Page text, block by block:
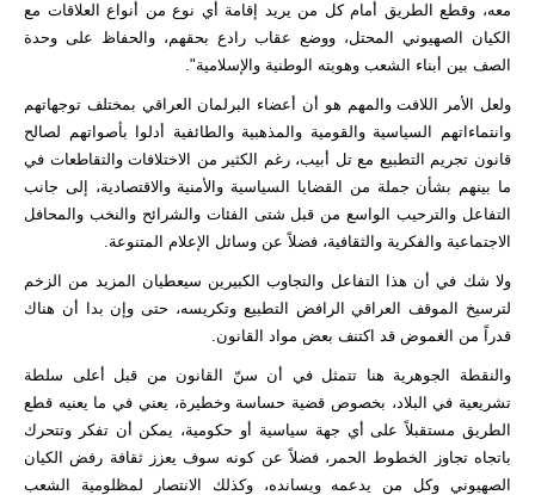
معه، وقطع الطريق أمام كل من يريد إقامة أي نوع من أنواع العلاقات مع
الكيان الصهيوني المحتل، ووضع عقاب رادع بحقهم، والحفاظ على وحدة
الصف بين أبناء الشعب وهويته الوطنية والإسلامية".
ولعل الأمر اللافت والمهم هو أن أعضاء البرلمان العراقي بمختلف توجهاتهم
وانتماءاتهم السياسية والقومية والمذهبية والطائفية أدلوا بأصواتهم لصالح
قانون تجريم التطبيع مع تل أبيب، رغم الكثير من الاختلافات والتقاطعات في
ما بينهم بشأن جملة من القضايا السياسية والأمنية والاقتصادية، إلى جانب
التفاعل والترحيب الواسع من قبل شتى الفئات والشرائح والنخب والمحافل
الاجتماعية والفكرية والثقافية، فضلاً عن وسائل الإعلام المتنوعة.
ولا شك في أن هذا التفاعل والتجاوب الكبيرين سيعطيان المزيد من الزخم
لترسيخ الموقف العراقي الرافض التطبيع وتكريسه، حتى وإن بدا أن هناك
قدراً من الغموض قد اكتنف بعض مواد القانون.
والنقطة الجوهرية هنا تتمثل في أن سنّ القانون من قبل أعلى سلطة
تشريعية في البلاد، بخصوص قضية حساسة وخطيرة، يعني في ما يعنيه قطع
الطريق مستقبلاً على أي جهة سياسية أو حكومية، يمكن أن تفكر وتتحرك
باتجاه تجاوز الخطوط الحمر، فضلاً عن كونه سوف يعزز ثقافة رفض الكيان
الصهيوني وكل من يدعمه ويسانده، وكذلك الانتصار لمظلومية الشعب